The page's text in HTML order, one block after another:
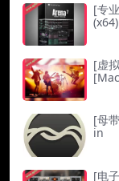
[专
[虚
[母
in
[电